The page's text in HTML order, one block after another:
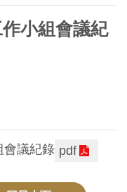
小組會議紀
會議紀錄 pdf